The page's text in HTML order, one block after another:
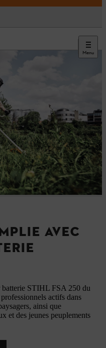
Menu
AVEC
batterie STIHL FSA 250 du
actifs dans
ainsi que
et des jeunes peuplements